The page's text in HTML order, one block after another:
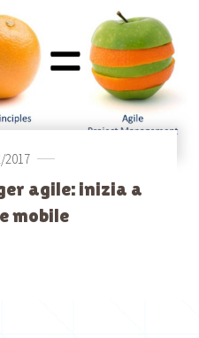
2017
agile: inizia a
mobile